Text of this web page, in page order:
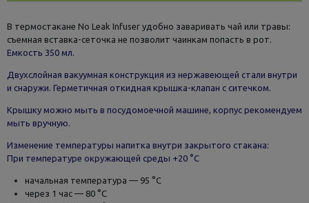
В термостакане No Leak Infuser удобно заваривать чай или травы:
съемная вставка-сеточка не позволит чаинкам попасть в рот.
Емкость 350 мл.
Двухслойная вакуумная конструкция из нержавеющей стали внутри
и снаружи. Герметичная откидная крышка-клапан с ситечком.
Крышку можно мыть в посудомоечной машине, корпус рекомендуем
мыть вручную.
Изменение температуры напитка внутри закрытого стакана:
При температуре окружающей среды +20 °С
начальная температура — 95 °С
через 1 час — 80 °С